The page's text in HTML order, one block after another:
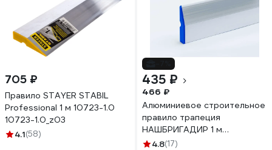
705 ₽
Правило STAYER STABIL
Professional 1 м 10723-1.0
10723-1.0_z03
4.1(58)
435 ₽
466 ₽
Алюминиевое строительное
правило трапеция
НАШБРИГАДИР 1 м
22149510B
4.8(17)